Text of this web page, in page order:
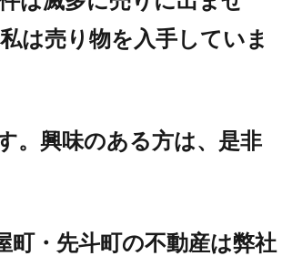
は売り物を入手していま
。興味のある方は、是非
町・先斗町の不動産は弊社